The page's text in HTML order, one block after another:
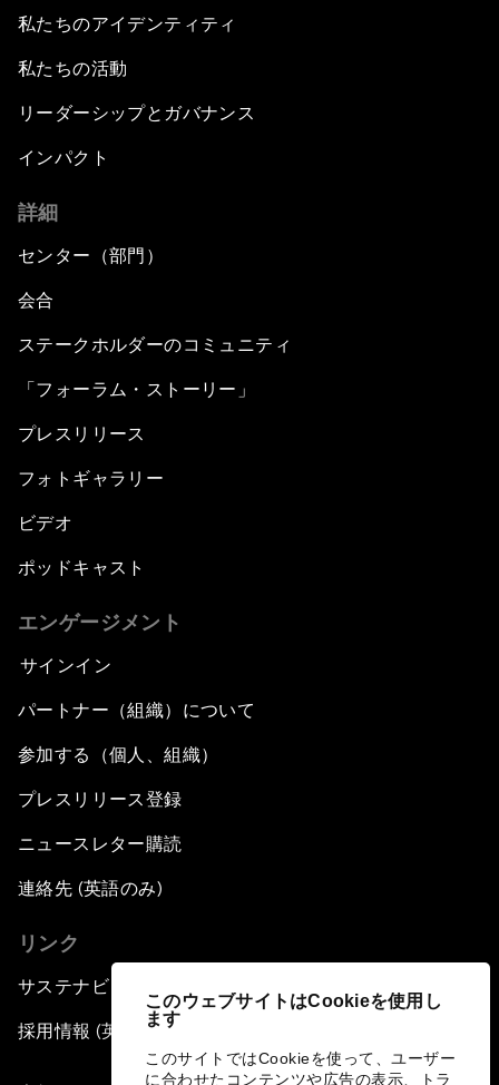
このウェブサイトはCookieを使用し
ます
このサイトではCookieを使って、ユーザー
に合わせたコンテンツや広告の表示、トラ
私たちのアイデンティティ
私たちの活動
リーダーシップとガバナンス
インパクト
詳細
センター（部門）
会合
ステークホルダーのコミュニティ
「フォーラム・ストーリー」
プレスリリース
フォトギャラリー
ビデオ
ポッドキャスト
エンゲージメント
サインイン
パートナー（組織）について
参加する（個人、組織）
プレスリリース登録
ニュースレター購読
連絡先 (英語のみ)
リンク
サステナビリティへの取り組み
採用情報 (英語のみ)